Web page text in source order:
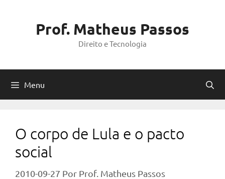
Prof. Matheus Passos
Direito e Tecnologia
Menu
O corpo de Lula e o pacto
social
2010-09-27 Por Prof. Matheus Passos